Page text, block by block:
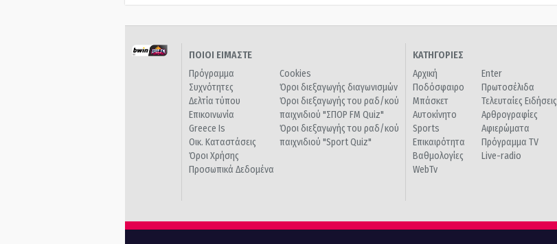
ΠΟΙΟΙ ΕΙΜΑΣΤΕ
Πρόγραμμα
Συχνότητες
Δελτία τύπου
Επικοινωνία
Greece Is
Οικ. Καταστάσεις
Όροι Χρήσης
Προσωπικά Δεδομένα
Cookies
Όροι διεξαγωγής διαγωνισμών
Όροι διεξαγωγής του ραδ/κού
παιχνιδιού "ΣΠΟΡ FM Quiz"
Όροι διεξαγωγής του ραδ/κού
παιχνιδιού "Sport Quiz"
ΚΑΤΗΓΟΡΙΕΣ
Αρχική
Ποδόσφαιρο
Μπάσκετ
Αυτοκίνητο
Sports
Επικαιρότητα
Βαθμολογίες
WebTv
Enter
Πρωτοσέλιδα
Τελευταίες Ειδήσεις
Αρθρογραφίες
Αφιερώματα
Πρόγραμμα TV
Live-radio